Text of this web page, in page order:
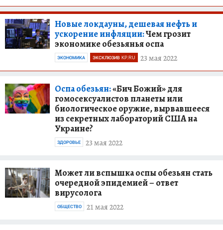
Новые локдауны, дешевая нефть и
ускорение инфляции:Чем грозит
экономике обезьянья оспа
23 мая 2022
ЭКОНОМИКА ЭКСКЛЮЗИВ KP.RU
Оспа обезьян:«Бич Божий» для
гомосексуалистов планеты или
биологическое оружие, вырвавшееся
из секретных лабораторий США на
Украине?
23 мая 2022
ЗДОРОВЬЕ
Может ли вспышка оспы обезьян стать
очередной эпидемией – ответ
вирусолога
21 мая 2022
ОБЩЕСТВО